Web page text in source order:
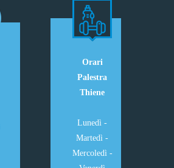
Orari
Palestra
Thiene
Lunedì -
Martedì -
Mercoledì -